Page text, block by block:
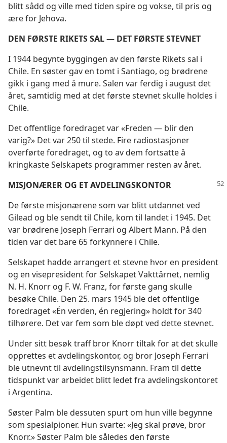
blitt sådd og ville med tiden spire og vokse, til pris og
ære for Jehova.
DEN FØRSTE RIKETS SAL — DET FØRSTE STEVNET
I 1944 begynte byggingen av den første Rikets sal i
Chile. En søster gav en tomt i Santiago, og brødrene
gikk i gang med å mure. Salen var ferdig i august det
året, samtidig med at det første stevnet skulle holdes i
Chile.
Det offentlige foredraget var «Freden — blir den
varig?» Det var 250 til stede. Fire radiostasjoner
overførte foredraget, og to av dem fortsatte å
kringkaste Selskapets programmer resten av året.
MISJONÆRER OG ET AVDELINGSKONTOR
De første misjonærene som var blitt utdannet ved
Gilead og ble sendt til Chile, kom til landet i 1945. Det
var brødrene Joseph Ferrari og Albert Mann. På den
tiden var det bare 65 forkynnere i Chile.
Selskapet hadde arrangert et stevne hvor en president
og en visepresident for Selskapet Vakttårnet, nemlig
N. H. Knorr og F. W. Franz, for første gang skulle
besøke Chile. Den 25. mars 1945 ble det offentlige
foredraget «Én verden, én regjering» holdt for 340
tilhørere. Det var fem som ble døpt ved dette stevnet.
Under sitt besøk traff bror Knorr tiltak for at det skulle
opprettes et avdelingskontor, og bror Joseph Ferrari
ble utnevnt til avdelingstilsynsmann. Fram til dette
tidspunkt var arbeidet blitt ledet fra avdelingskontoret
i Argentina.
Søster Palm ble dessuten spurt om hun ville begynne
som spesialpioner. Hun svarte: «Jeg skal prøve, bror
Knorr.» Søster Palm ble således den første